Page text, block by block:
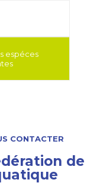
espéces
CONTACTER